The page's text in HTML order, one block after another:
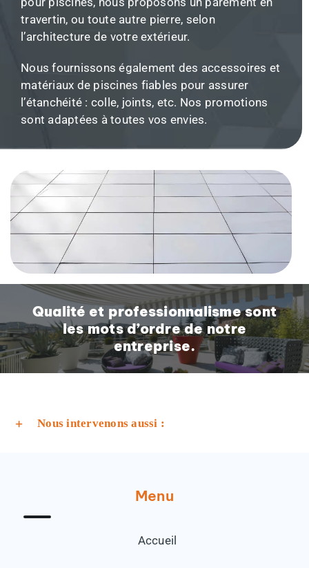
travertin, ou toute autre pierre, selon
l’architecture de votre extérieur.
Nous fournissons également des accessoires et
matériaux de piscines fiables pour assurer
l’étanchéité : colle, joints, etc. Nos promotions
sont adaptées à toutes vos envies.
Qualité et professionnalisme sont
les mots d’ordre de notre
entreprise.
Nous intervenons aussi :
Menu
Accueil